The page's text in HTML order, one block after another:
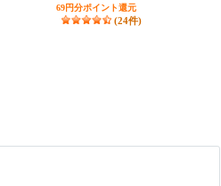
69円分ポイント還元
(24件)